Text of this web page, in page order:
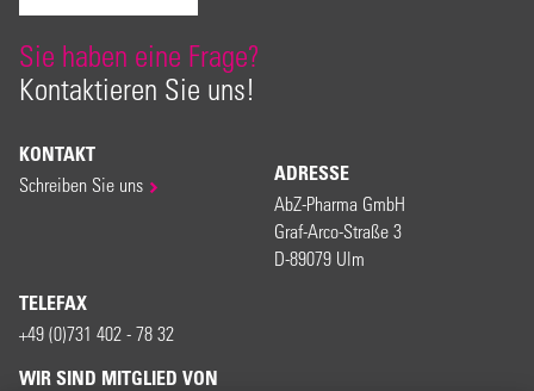
Sie haben eine Frage?
Kontaktieren Sie uns!
KONTAKT
Schreiben Sie uns ADRESSE
AbZ-Pharma GmbH
Graf-Arco-Straße 3
D-89079 Ulm
TELEFAX
+49 (0)731 402 - 78 32
WIR SIND MITGLIED VON